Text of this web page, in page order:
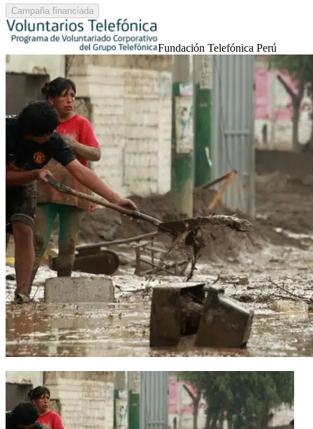
Campaña financiada
Fundación Telefónica Perú